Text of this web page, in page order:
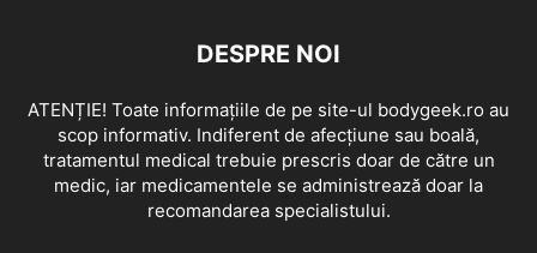
DESPRE NOI
ATENȚIE! Toate informațiile de pe site-ul bodygeek.ro au
scop informativ. Indiferent de afecțiune sau boală,
tratamentul medical trebuie prescris doar de către un
medic, iar medicamentele se administrează doar la
recomandarea specialistului.